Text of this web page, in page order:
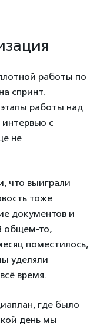
работы по
спринт.
работы над
с
не
что выиграли
тоже
документов и
общем-то,
поместилось,
уделяли
время.
где было
день мы